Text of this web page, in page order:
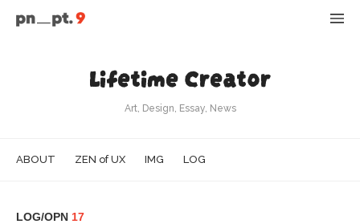
Lifetime Creator
Art, Design, Essay, News
ABOUT ZEN of UX IMG LOG
LOG/OPN 17